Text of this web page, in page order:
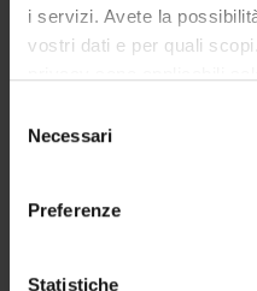
i servizi. Avete la
vostri dati e per quali
modificare o revocare il
momento dalla
raccogliere
delNecessari
Preferenze
Statistiche
STUDYING
People